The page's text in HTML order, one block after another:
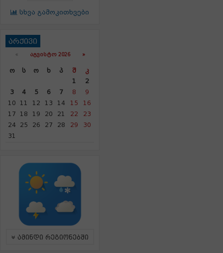
სხვა გამოკითხვები
არქივი
« ᲐᲒᲕᲘᲡᲢᲝ 2026 »
Ო Ს Ო Ხ Პ Შ
Კ
1
2
3
4 5 6 7 8
9
10
11 12 13 14 15
16
17
18 19 20 21 22
23
24
25 26 27 28 29
30
31
ამინდი რეგიონებში